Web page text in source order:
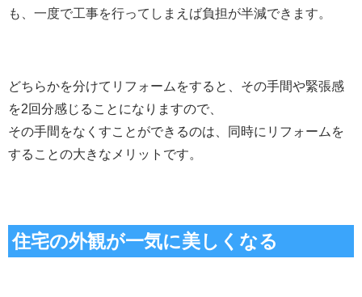
も、一度で工事を行ってしまえば負担が半減できます。
どちらかを分けてリフォームをすると、その手間や緊張感
を2回分感じることになりますので、
その手間をなくすことができるのは、同時にリフォームを
することの大きなメリットです。
住宅の外観が一気に美しくなる